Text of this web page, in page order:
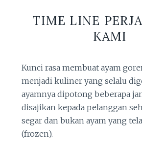
TIME LINE
KAMI
Kunci rasa membuat ayam
menjadi kuliner yang selalu
ayamnya dipotong beberapa
disajikan kepada pelanggan
segar dan bukan ayam yang
(frozen).